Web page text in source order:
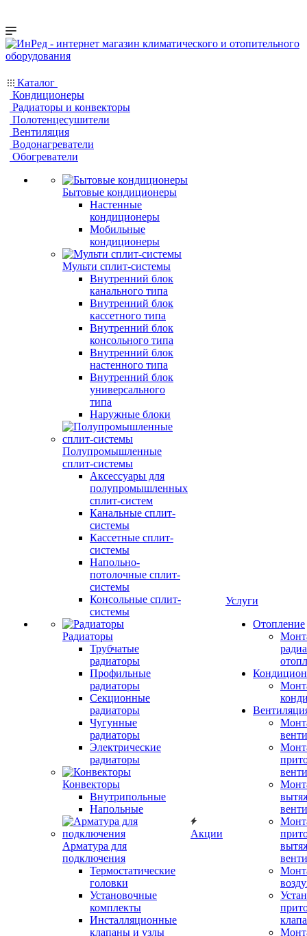
Каталог
Кондиционеры
Радиаторы и конвекторы
Полотенцесушители
Вентиляция
Водонагреватели
Обогреватели
Бытовые кондиционеры
Настенные
кондиционеры
Мобильные
кондиционеры
Мульти сплит-системы
Внутренний блок
канального типа
Внутренний блок
кассетного типа
Внутренний блок
консольного типа
Внутренний блок
настенного типа
Внутренний блок
универсального
типа
Наружные блоки
Полупромышленные
сплит-системы
Аксессуары для
полупромышленных
сплит-систем
Канальные сплит-
системы
Кассетные сплит-
системы
Напольно-
потолочные сплит-
системы
Консольные сплит-
системы
Радиаторы
Трубчатые
радиаторы
Профильные
радиаторы
Секционные
радиаторы
Чугунные
радиаторы
Электрические
радиаторы
Конвекторы
Внутрипольные
Напольные
Арматура для
подключения
Термостатические
головки
Установочные
комплекты
Инсталляционные
клапаны и узлы
Акции
Услуги
Отопление